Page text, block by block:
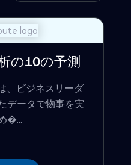
の10の予測
、ビジネスリーダ
データで物事を実
�...